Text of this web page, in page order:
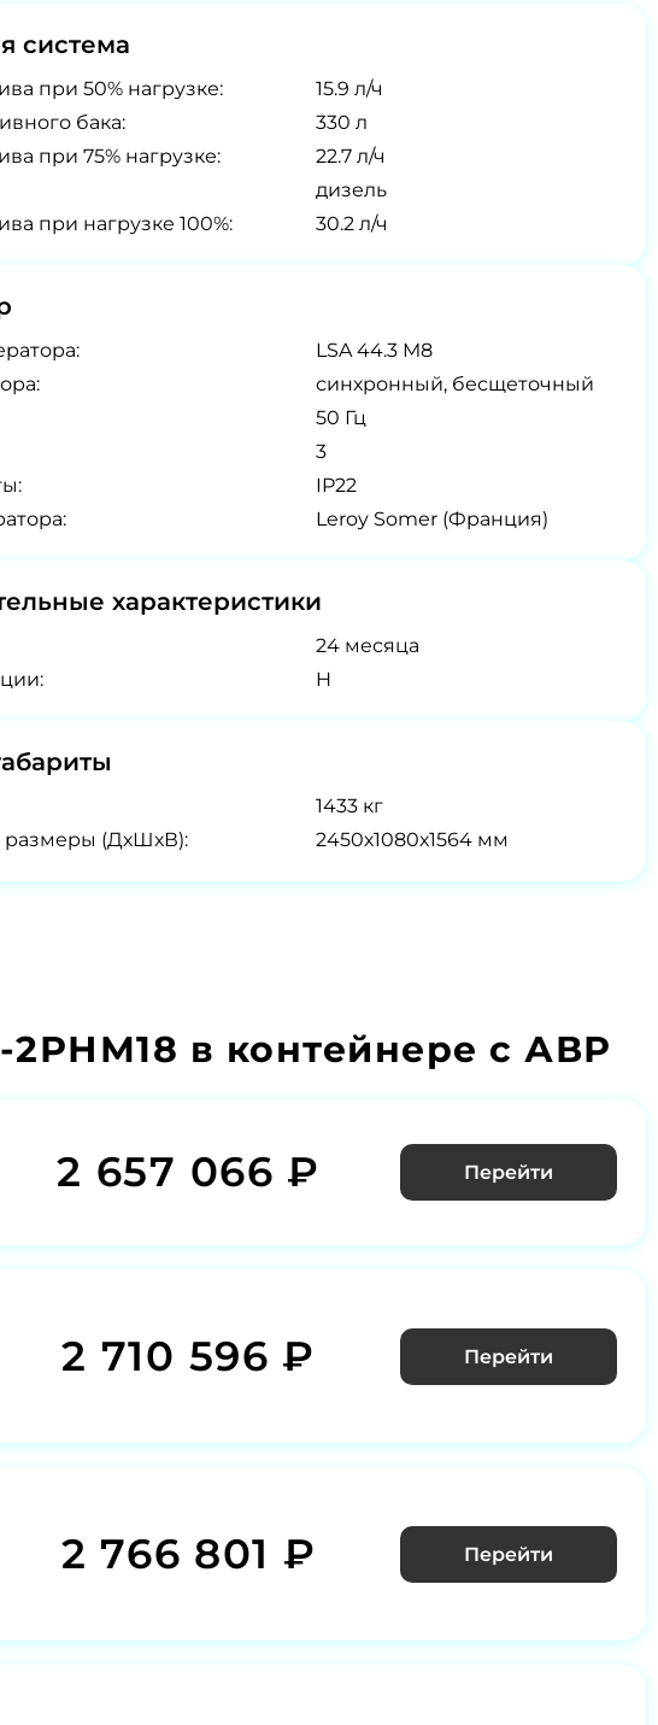
система
при 50% нагрузке:
15.9 л/ч
бака:
330 л
при 75% нагрузке:
22.7 л/ч
дизель
при нагрузке 100%:
30.2 л/ч
LSA 44.3 M8
синхронный, бесщеточный
50 Гц
3
IP22
Leroy Somer (Франция)
характеристики
24 месяца
H
1433 кг
размеры (ДхШхВ):
2450х1080х1564 мм
в контейнере с АВР
2 657 066 ₽ Перейти
2 710 596 ₽ Перейти
2 766 801 ₽ Перейти